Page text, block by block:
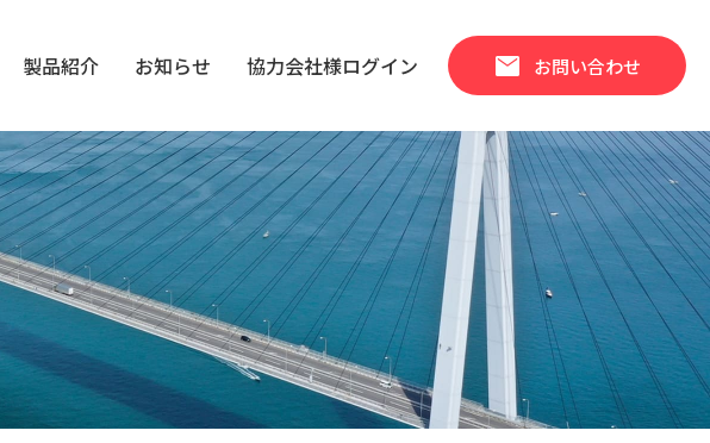
製品紹介 お知らせ 協力会社様ログイン mail お問い合わせ